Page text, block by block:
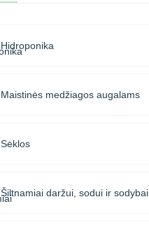
Hidroponika
Maistinės medžiagos augalams
Sėklos
Šiltnamiai daržui, sodui ir sodybai